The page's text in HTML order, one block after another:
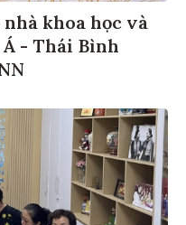
khoa học và
- Thái Bình